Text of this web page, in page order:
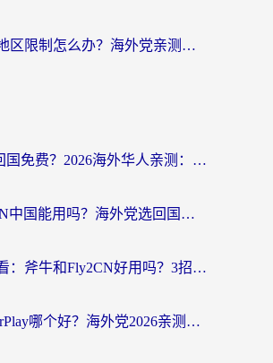
香港优酷地区限制怎么办？海外党亲测有效的追剧解决方案
Mac翻墙回国免费？2026海外华人亲测：从CCTV5直播到国内APP，这样选加速器才靠谱
Proton VPN中国能用吗？海外党选回国加速器的避坑指南（附番茄加速器实测）
海外党必看：斧牛和Fly2CN好用吗？3招教你选对回国加速器（附免费试用攻略）
斧牛和OurPlay哪个好？海外党2026亲测：选对加速器，国内资源秒加载